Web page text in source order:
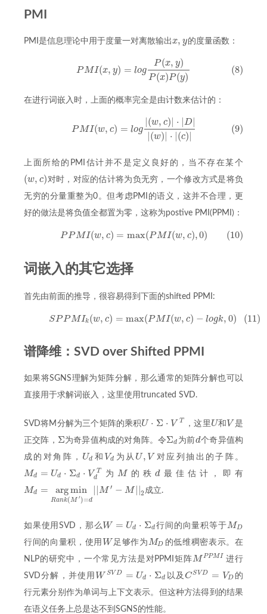
PMI
PMI是信息理论中用于度量一对离散输出x, y
x,y 的度量函数：
PMI(x, y) = log
P(x, y)
P(x)P(y)
(8)
)P(x)P (y)
在进行词嵌入时，上面的概率完全是由计数来估计的：
PMI(w, c) = log
|(w, c)| ⋅ |D|
(w) ⋅ (c)
(9)
= |⋅|D ||( w )| |(c)
上面所给的PMI估计并不是定义良好的，当不存在某个
(w, c)
(w,c )
对时，对应的估计将为负无穷，一个修改方式是将负
无穷的分量重整为0。但考虑PMI的语义，这并不合理，更
好的做法是将负值全都置为零，这称为postive PMI(PPMI)：
PPMI(w, c) = max(PMI(w, c),0) (10)
(10)PPMI(w,c )=max( PMI(w,c), 0)
词嵌入的其它选择
首先由前面的推导，很容易得到下面的shifted PPMI:
SPPMIk(w, c) = max(PMI(w, c) − logk, 0) (11)
(11)SPPMIk w, c)=max(PMI(w,c −lo gk ,0)
谱降维：SVD over Shifted PPMI
如果将SGNS理解为矩阵分解，那么通常的矩阵分解也可以
直接用于求解词嵌入，这里使用truncated SVD.
SVD将M分解为三个矩阵的乘积U ⋅ Σ ⋅ V T
U Σ ⋅V T ，这里 U
U和 V
V 是
正交阵， Σ
Σ 为奇异值构成的对角阵。令Σd
Σd 为前d
d个奇异值构
成的对角阵， Ud
Ud 和 Vd
Vd 为从 U, V
U V 对应列抽出的子阵。
Md = Ud ⋅ Σd ⋅ V T
d
Md= Ud⋅Σd ⋅ VdT 为 M
M 的秩 d
d 最佳估计，即有
Md = argmin
Rank(M ′)=d
| |M ′ − M | |2
Md= arg minRank( )=d | M ′−M |2成立.
如果使用SVD，那么 W = Ud ⋅ Σd
W =Ud⋅Σd 行间的向量积等于MD
MD
行间的向量积，使用 W
W 足够作为MD
MD 的低维稠密表示。在
NLP的研究中，一个常见方法是对PPMI矩阵M PPMI
MPPMI
进行
SVD分解，并使用 W SVD = Ud ⋅ Σd
W SV D Ud⋅Σd 以及 CSVD = VD
CSV D= VD
的
行元素分别作为单词与上下文表示。但这种方法得到的结果
在语义任务上总是达不到SGNS的性能。